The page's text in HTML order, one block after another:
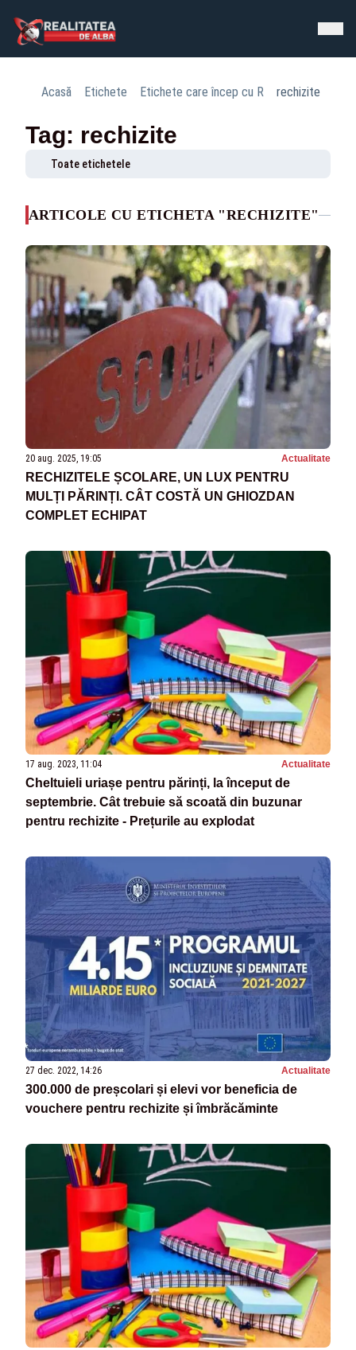
Acasă Etichete Etichete care încep cu R rechizite
Tag: rechizite
Toate etichetele
ARTICOLE CU ETICHETA "RECHIZITE"
20 aug. 2025, 19:05 Actualitate
RECHIZITELE ȘCOLARE, UN LUX PENTRU
MULȚI PĂRINȚI. CÂT COSTĂ UN GHIOZDAN
COMPLET ECHIPAT
17 aug. 2023, 11:04 Actualitate
Cheltuieli uriașe pentru părinți, la început de
septembrie. Cât trebuie să scoată din buzunar
pentru rechizite - Prețurile au explodat
27 dec. 2022, 14:26 Actualitate
300.000 de preșcolari și elevi vor beneficia de
vouchere pentru rechizite și îmbrăcăminte